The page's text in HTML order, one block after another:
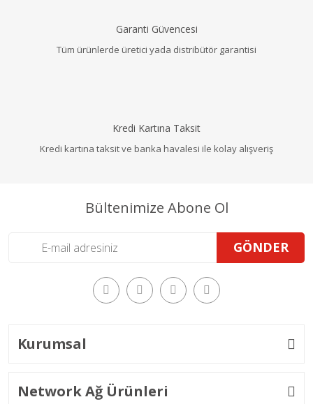
Garanti Güvencesi
Tüm ürünlerde üretici yada distribütör garantisi
Kredi Kartına Taksit
Kredi kartına taksit ve banka havalesi ile kolay alışveriş
Bültenimize Abone Ol
GÖNDER
Kurumsal
Network Ağ Ürünleri